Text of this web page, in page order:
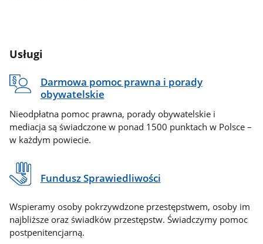
Usługi
Darmowa pomoc prawna i porady
obywatelskie
Nieodpłatna pomoc prawna, porady obywatelskie i
mediacja są świadczone w ponad 1500 punktach w Polsce –
w każdym powiecie.
Fundusz Sprawiedliwości
Wspieramy osoby pokrzywdzone przestępstwem, osoby im
najbliższe oraz świadków przestępstw. Świadczymy pomoc
postpenitencjarną.